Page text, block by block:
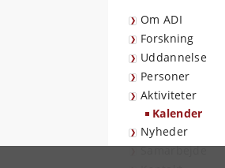
Om ADI
Forskning
Uddannelse
Personer
Aktiviteter
Kalender
Nyheder
Samarbejde